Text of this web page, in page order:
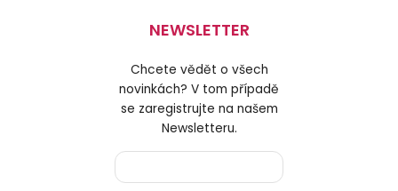
NEWSLETTER
Chcete vědět o všech
novinkách? V tom případě
se zaregistrujte na našem
Newsletteru.